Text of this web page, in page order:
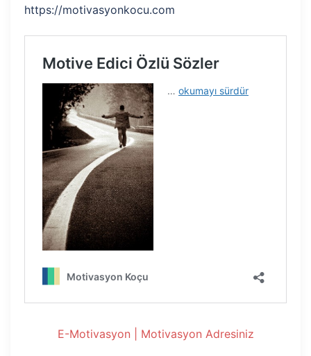
https://motivasyonkocu.com
E-Motivasyon | Motivasyon Adresiniz